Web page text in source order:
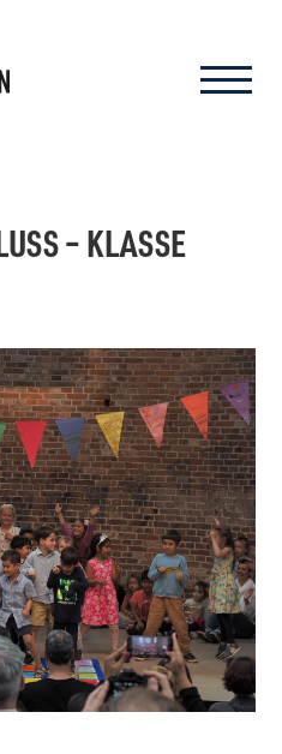
– KLASSE